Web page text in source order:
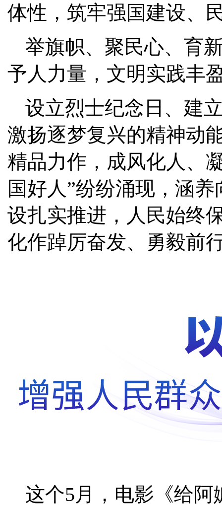
体性，筑牢强国建设、
举旗帜、聚民心、育
予人力量，文明实践丰
设立烈士纪念日、建
激扬逐梦复兴的精神动
精品力作，成风化人、
国好人”纷纷涌现，涵
设扎实推进，人民始终
化作踔厉奋发、勇毅前
这个5月，电影《给